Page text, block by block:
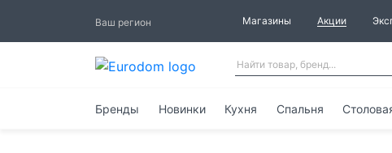
Ваш регион Магазины Акции
Бренды Новинки Кухня Спальня